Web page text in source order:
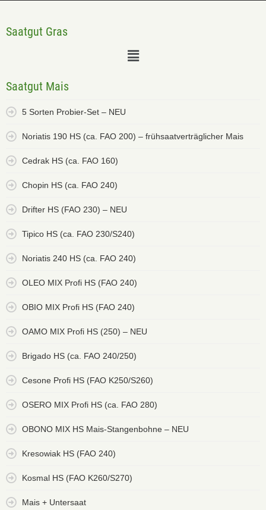
Saatgut Gras
Saatgut Mais
5 Sorten Probier-Set – NEU
Noriatis 190 HS (ca. FAO 200) – frühsaatverträglicher Mais
Cedrak HS (ca. FAO 160)
Chopin HS (ca. FAO 240)
Drifter HS (FAO 230) – NEU
Tipico HS (ca. FAO 230/S240)
Noriatis 240 HS (ca. FAO 240)
OLEO MIX Profi HS (FAO 240)
OBIO MIX Profi HS (FAO 240)
OAMO MIX Profi HS (250) – NEU
Brigado HS (ca. FAO 240/250)
Cesone Profi HS (FAO K250/S260)
OSERO MIX Profi HS (ca. FAO 280)
OBONO MIX HS Mais-Stangenbohne – NEU
Kresowiak HS (FAO 240)
Kosmal HS (FAO K260/S270)
Mais + Untersaat